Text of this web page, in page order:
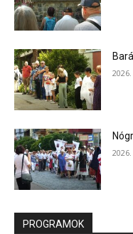
PROGRAMOK